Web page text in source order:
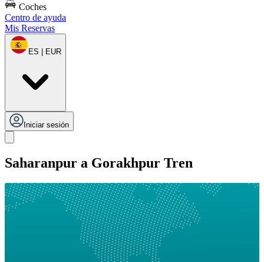
Coches
Centro de ayuda
Mis Reservas
ES | EUR
Iniciar sesión
Saharanpur a Gorakhpur Tren